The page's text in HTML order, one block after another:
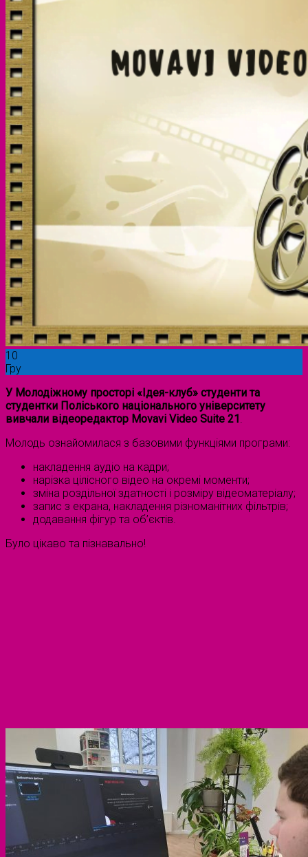
10
Гру
У Молодіжному просторі «Ідея-клуб» студенти та
студентки Поліського національного університету
вивчали відеоредактор Movavi Video Suite 21.
Молодь ознайомилася з базовими функціями програми:
накладення аудіо на кадри;
нарізка цілісного відео на окремі моменти;
зміна роздільної здатності і розміру відеоматеріалу;
запис з екрана, накладення різноманітних фільтрів;
додавання фігур та об’єктів.
Було цікаво та пізнавально!